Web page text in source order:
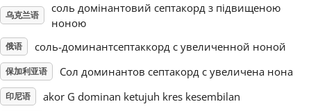
Русский
Svenska
乌克兰语
соль домінантовий септакорд з підвищеною
ноною
俄语 соль-доминантсептаккорд с увеличенной ноной
保加利亚语 Сол доминантов септакорд с увеличена нона
印尼语 akor G dominan ketujuh kres kesembilan